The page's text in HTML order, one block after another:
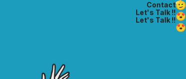
Contact
Let's Talk !!
Let's Talk !!